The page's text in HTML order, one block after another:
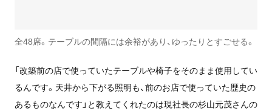
全48席。テーブルの間隔には余裕があり、ゆったりとすごせる。
「改築前の店で使っていたテーブルや椅子をそのまま使用してい
るんです。 天井から下がる照明も、前のお店で使っていた歴史の
あるものなんです 」と教えてくれたのは現社長の杉山元茂さんの